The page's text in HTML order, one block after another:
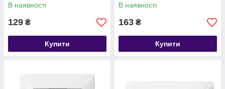
В наявності
129 ₴
Купити
В наявності
163 ₴
Купити